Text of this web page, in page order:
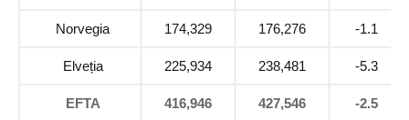
Norvegia 174,329 176,276 -1.1
Elveția 225,934 238,481 -5.3
EFTA 416,946 427,546 -2.5